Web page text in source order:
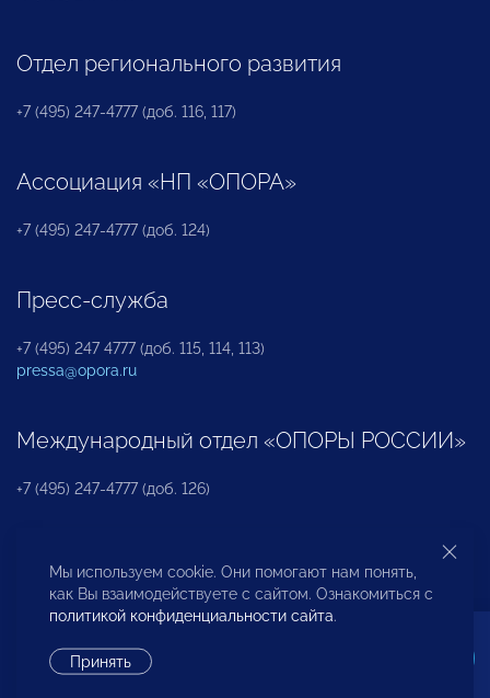
Отдел регионального развития
+7 (495) 247-4777 (доб. 116, 117)
Ассоциация «НП «ОПОРА»
+7 (495) 247-4777 (доб. 124)
Пресс-служба
+7 (495) 247 4777 (доб. 115, 114, 113)
pressa@opora.ru
Международный отдел «ОПОРЫ РОССИИ»
+7 (495) 247-4777 (доб. 126)
Бюро по защите прав предпринимателей и
инвесторов
Мы используем cookie. Они помогают нам понять,
как Вы взаимодействуете с сайтом. Ознакомиться с
политикой конфиденциальности сайта.
Принять